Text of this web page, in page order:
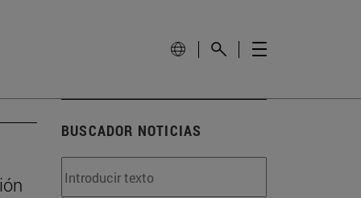
BUSCADOR NOTICIAS